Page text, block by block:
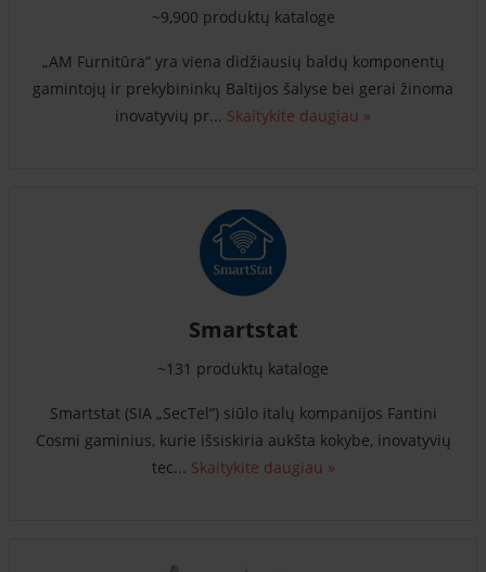
~9,900 produktų kataloge
„AM Furnitūra“ yra viena didžiausių baldų komponentų
gamintojų ir prekybininkų Baltijos šalyse bei gerai žinoma
inovatyvių pr... Skaitykite daugiau »
Smartstat
~131 produktų kataloge
Smartstat (SIA „SecTel“) siūlo italų kompanijos Fantini
Cosmi gaminius, kurie išsiskiria aukšta kokybe, inovatyvių
tec... Skaitykite daugiau »